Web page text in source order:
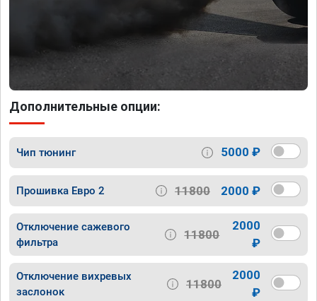
Дополнительные опции:
Чип тюнинг 5000 ₽
Прошивка Евро 2 11800 2000 ₽
Отключение сажевого
фильтра
11800
2000
₽
Отключение вихревых
заслонок
11800
2000
₽